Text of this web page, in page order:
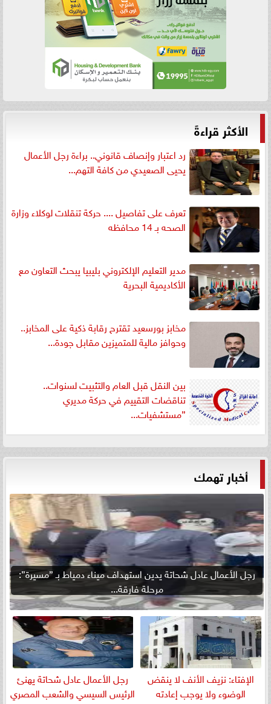
الأكثر قراءةً
رد اعتبار وإنصاف قانوني.. براءة رجل الأعمال
يحيى الصعيدي من كافة التهم...
تعرف على تفاصيل .... حركة تنقلات لوكلاء وزارة
الصحه بـ 14 محافظه
مدير التعليم الإلكتروني بليبيا يبحث التعاون مع
الأكاديمية البحرية
مخابز بورسعيد تقترح رقابة ذكية على المخابز..
وحوافز مالية للمتميزين مقابل جودة...
بين النقل قبل العام والتثبيت لسنوات..
تناقضات التقييم في حركة مديري
”مستشفيات...
أخبار تهمك
رجل الأعمال عادل شحاتة يدين استهداف ميناء دمياط بـ ”مسيرة”:
مرحلة فارقة...
الإفتاء: نزيف الأنف لا ينقض
الوضوء ولا يوجب إعادته
رجل الأعمال عادل شحاتة يهنئ
الرئيس السيسي والشعب المصري